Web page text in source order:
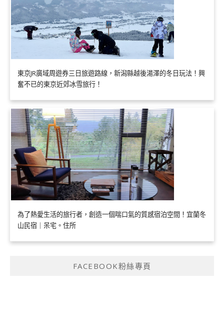
東京JR廣域周遊券三日旅遊路線，新潟縣越後湯澤的冬日玩法！興
奮不已的東京近郊冰雪旅行！
為了熱愛生活的旅行者，創造一個喘口氣的質感宿泊空間！宜蘭冬
山民宿｜呆宅。住所
FACEBOOK粉絲專頁